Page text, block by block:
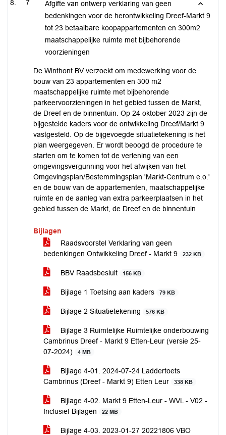
7
Afgifte van ontwerp verklaring van geen
bedenkingen voor de herontwikkeling Dreef-Markt 9
tot 23 betaalbare koopappartementen en 300m2
maatschappelijke ruimte met bijbehorende
voorzieningen
De Winthont BV verzoekt om medewerking voor de
bouw van 23 appartementen en 300 m2
maatschappelijke ruimte met bijbehorende
parkeervoorzieningen in het gebied tussen de Markt,
de Dreef en de binnentuin. Op 24 oktober 2023 zijn de
bijgestelde kaders voor de ontwikkeling Dreef/Markt 9
vastgesteld. Op de bijgevoegde situatietekening is het
plan weergegeven. Er wordt beoogd de procedure te
starten om te komen tot de verlening van een
omgevingsvergunning voor het afwijken van het
Omgevingsplan/Bestemmingsplan 'Markt-Centrum e.o.'
en de bouw van de appartementen, maatschappelijke
ruimte en de aanleg van extra parkeerplaatsen in het
gebied tussen de Markt, de Dreef en de binnentuin
Bijlagen
Raadsvoorstel Verklaring van geen
bedenkingen Ontwikkeling Dreef - Markt 9
232 KB
BBV Raadsbesluit 156 KB
Bijlage 1 Toetsing aan kaders 79 KB
Bijlage 2 Situatietekening 576 KB
Bijlage 3 Ruimtelijke Ruimtelijke onderbouwing
Cambrinus Dreef - Markt 9 Etten-Leur (versie 25-
07-2024)
4 MB
Bijlage 4-01. 2024-07-24 Laddertoets
Cambrinus (Dreef - Markt 9) Etten Leur
338 KB
Bijlage 4-02. Markt 9 Etten-Leur - WVL - V02 -
Inclusief Bijlagen
22 MB
Bijlage 4-03. 2023-01-27 20221806 VBO